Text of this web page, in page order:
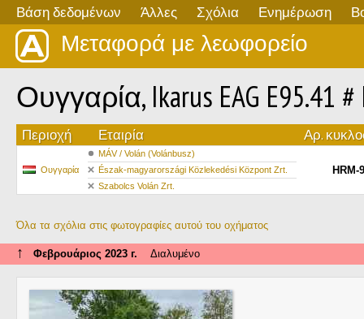
Βάση δεδομένων Άλλες Σχόλια Ενημέρωση
Μεταφορά με λεωφορείο
Ουγγαρία, Ikarus EAG E95.41 #
Περιοχή Εταιρία Αρ.
Ουγγαρία
MÁV / Volán (Volánbusz)
HRM-
Észak-magyarországi Közlekedési Központ Zrt.
Szabolcs Volán Zrt.
Όλα τα σχόλια στις φωτογραφίες αυτού του οχήματος
↑ Φεβρουάριος 2023 г. Διαλυμένο